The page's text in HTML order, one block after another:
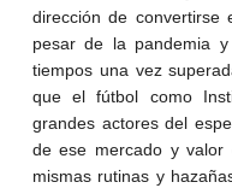
dirección de convertirse
pesar de la pandemia
tiempos una vez
que el fútbol como
grandes actores del
de ese mercado y valor
mismas rutinas y